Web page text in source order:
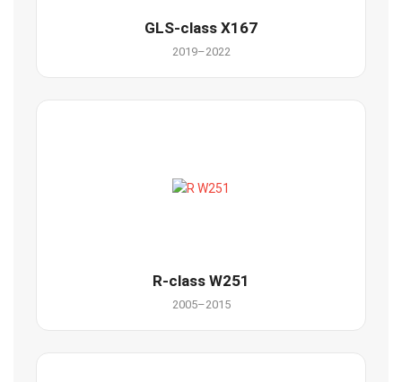
GLS-class X167
2019–2022
R-class W251
2005–2015